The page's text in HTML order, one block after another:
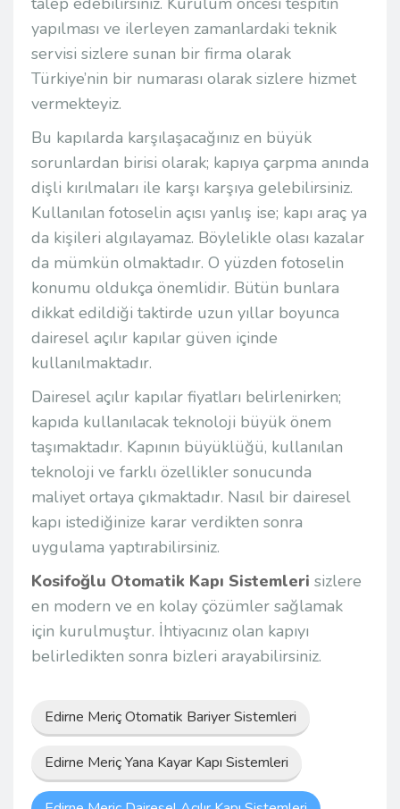
yapılması ve ilerleyen zamanlardaki teknik
servisi sizlere sunan bir firma olarak
Türkiye’nin bir numarası olarak sizlere hizmet
vermekteyiz.
Bu kapılarda karşılaşacağınız en büyük
sorunlardan birisi olarak; kapıya çarpma anında
dişli kırılmaları ile karşı karşıya gelebilirsiniz.
Kullanılan fotoselin açısı yanlış ise; kapı araç ya
da kişileri algılayamaz. Böylelikle olası kazalar
da mümkün olmaktadır. O yüzden fotoselin
konumu oldukça önemlidir. Bütün bunlara
dikkat edildiği taktirde uzun yıllar boyunca
dairesel açılır kapılar güven içinde
kullanılmaktadır.
Dairesel açılır kapılar fiyatları belirlenirken;
kapıda kullanılacak teknoloji büyük önem
taşımaktadır. Kapının büyüklüğü, kullanılan
teknoloji ve farklı özellikler sonucunda
maliyet ortaya çıkmaktadır. Nasıl bir dairesel
kapı istediğinize karar verdikten sonra
uygulama yaptırabilirsiniz.
Kosifoğlu Otomatik Kapı Sistemleri sizlere
en modern ve en kolay çözümler sağlamak
için kurulmuştur. İhtiyacınız olan kapıyı
belirledikten sonra bizleri arayabilirsiniz.
Edirne Meriç Otomatik Bariyer Sistemleri
Edirne Meriç Yana Kayar Kapı Sistemleri